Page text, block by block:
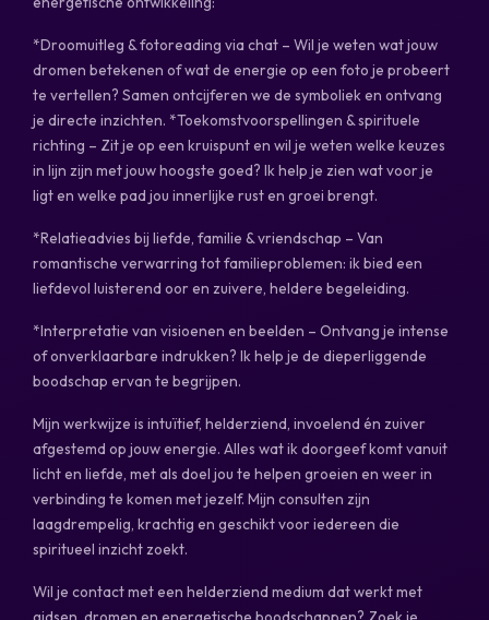
*Droomuitleg & fotoreading via chat – Wil je weten wat jouw
dromen betekenen of wat de energie op een foto je probeert
te vertellen? Samen ontcijferen we de symboliek en ontvang
je directe inzichten. *Toekomstvoorspellingen & spirituele
richting – Zit je op een kruispunt en wil je weten welke keuzes
in lijn zijn met jouw hoogste goed? Ik help je zien wat voor je
ligt en welke pad jou innerlijke rust en groei brengt.
*Relatieadvies bij liefde, familie & vriendschap – Van
romantische verwarring tot familieproblemen: ik bied een
liefdevol luisterend oor en zuivere, heldere begeleiding.
*Interpretatie van visioenen en beelden – Ontvang je intense
of onverklaarbare indrukken? Ik help je de dieperliggende
boodschap ervan te begrijpen.
Mijn werkwijze is intuïtief, helderziend, invoelend én zuiver
afgestemd op jouw energie. Alles wat ik doorgeef komt vanuit
licht en liefde, met als doel jou te helpen groeien en weer in
verbinding te komen met jezelf. Mijn consulten zijn
laagdrempelig, krachtig en geschikt voor iedereen die
spiritueel inzicht zoekt.
Wil je contact met een helderziend medium dat werkt met